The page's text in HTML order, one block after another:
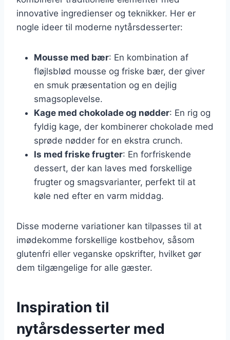
innovative ingredienser og teknikker. Her er
nogle ideer til moderne nytårsdesserter:
Mousse med bær: En kombination af
fløjlsblød mousse og friske bær, der giver
en smuk præsentation og en dejlig
smagsoplevelse.
Kage med chokolade og nødder: En rig og
fyldig kage, der kombinerer chokolade med
sprøde nødder for en ekstra crunch.
Is med friske frugter: En forfriskende
dessert, der kan laves med forskellige
frugter og smagsvarianter, perfekt til at
køle ned efter en varm middag.
Disse moderne variationer kan tilpasses til at
imødekomme forskellige kostbehov, såsom
glutenfri eller veganske opskrifter, hvilket gør
dem tilgængelige for alle gæster.
Inspiration til
nytårsdesserter med